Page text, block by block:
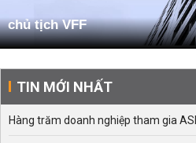
chủ tịch VFF
TIN MỚI NHẤT
Hàng trăm doanh nghiệp tham gia